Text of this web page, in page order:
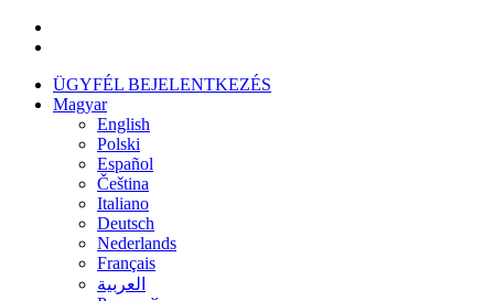
Ugrás
tartalomraÜGYFÉL BEJELENTKEZÉS
Magyar
English
Polski
Español
Čeština
Italiano
Deutsch
Nederlands
Français
العربية‏